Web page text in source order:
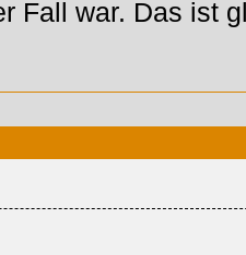
Fall war. Das ist